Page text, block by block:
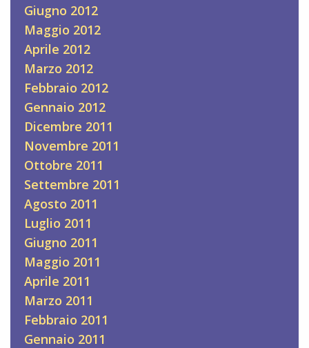
Giugno 2012
Maggio 2012
Aprile 2012
Marzo 2012
Febbraio 2012
Gennaio 2012
Dicembre 2011
Novembre 2011
Ottobre 2011
Settembre 2011
Agosto 2011
Luglio 2011
Giugno 2011
Maggio 2011
Aprile 2011
Marzo 2011
Febbraio 2011
Gennaio 2011